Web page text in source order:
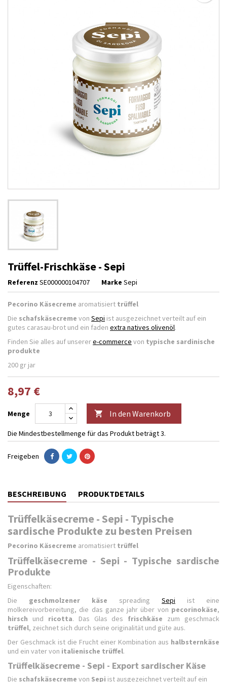
Trüffel-Frischkäse - Sepi
Referenz SE000000104707 Marke Sepi
Pecorino Käsecreme aromatisiert trüffel
Die schafskäsecreme von Sepi ist ausgezeichnet verteilt auf ein
gutes carasau-brot und ein faden extra natives olivenöl.
Finden Sie alles auf unserere-commerce von typische sardinische
produkte
200 gr jar
8,97 €
Menge  In den Warenkorb
Die Mindestbestellmenge für das Produkt beträgt 3.
Freigeben
BESCHREIBUNG PRODUKTDETAILS
Trüffelkäsecreme - Sepi - Typische
sardische Produkte zu besten Preisen
Pecorino Käsecreme aromatisiert trüffel
Trüffelkäsecreme - Sepi - Typische sardische
Produkte
Eigenschaften:
Die geschmolzener käse spreading Sepi ist eine
molkereivorbereitung, die das ganze jahr über von pecorinokäse,
hirsch und ricotta. Das Glas des frischkäse zum geschmack
trüffel, zeichnet sich durch seine originalität und güte aus.
Der Geschmack ist die Frucht einer Kombination aus halbsternkäse
und ein vater von italienische trüffel.
Trüffelkäsecreme - Sepi - Export sardischer Käse
Die schafskäsecreme von Sepi ist ausgezeichnet verteilt auf ein